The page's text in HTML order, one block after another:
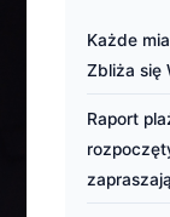
Każde
Zbliża się
Raport
zapraszają